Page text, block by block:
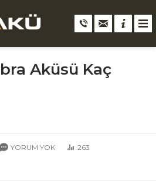
Aküsü Kaç
YORUM YOK 263